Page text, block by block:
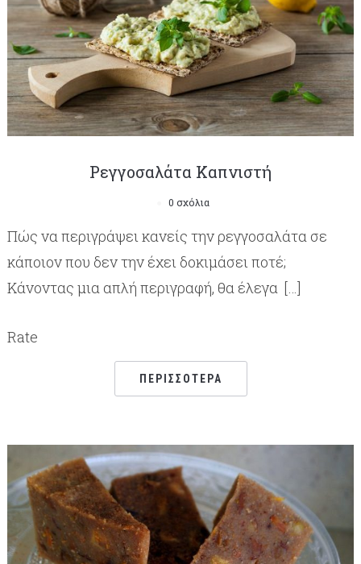
Ρεγγοσαλάτα Καπνιστή
0 σχόλια
Πώς να περιγράψει κανείς την ρεγγοσαλάτα σε
κάποιον που δεν την έχει δοκιμάσει ποτέ;
Κάνοντας μια απλή περιγραφή, θα έλεγα […]
Rate
ΠΕΡΙΣΣΌΤΕΡΑ